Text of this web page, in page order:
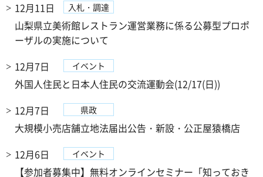
12月11日
入札・調達
山梨県立美術館レストラン運営業務に係る公募型プロポ
ーザルの実施について
12月7日
イベント
外国人住民と日本人住民の交流運動会(12/17(日))
12月7日
県政
大規模小売店舗立地法届出公告・新設・公正屋猿橋店
12月6日
イベント
【参加者募集中】無料オンラインセミナー「知っておき